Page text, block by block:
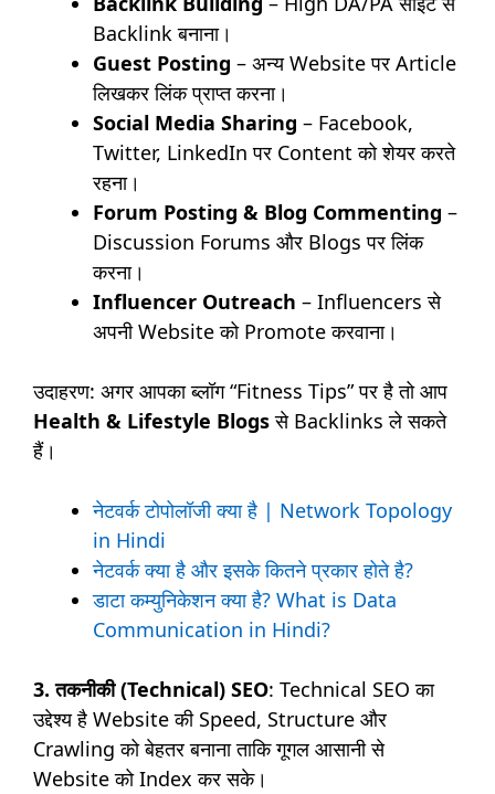
Backlink बनाना।
Guest Posting – अन्य Website पर Article
लिखकर लिंक प्राप्त करना।
Social Media Sharing – Facebook,
Twitter, LinkedIn पर Content को शेयर करते
रहना।
Forum Posting & Blog Commenting –
Discussion Forums और Blogs पर लिंक
करना।
Influencer Outreach – Influencers से
अपनी Website को Promote करवाना।
उदाहरण: अगर आपका ब्लॉग “Fitness Tips” पर है तो आप
Health & Lifestyle Blogsसे Backlinks ले सकते
हैं।
नेटवर्क टोपोलॉजी क्या है | Network Topology
in Hindi
नेटवर्क क्या है और इसके कितने प्रकार होते है?
डाटा कम्युनिकेशन क्या है? What is Data
Communication in Hindi?
3. तकनीकी (Technical) SEO: Technical SEO का
उद्देश्य है Website की Speed, Structure और
Crawling को बेहतर बनाना ताकि गूगल आसानी से
Website को Index कर सके।